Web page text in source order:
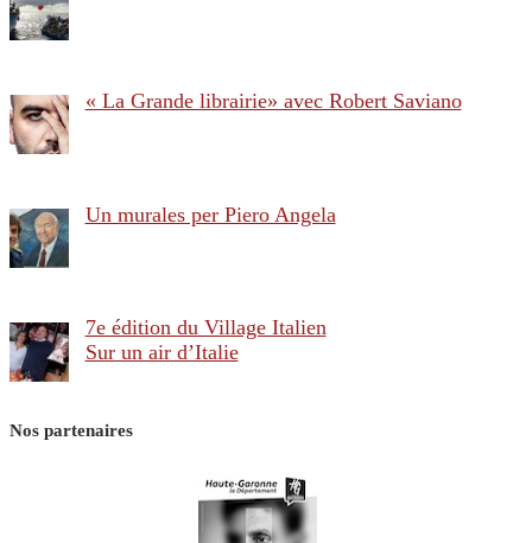
« La Grande librairie» avec Robert Saviano
Un murales per Piero Angela
7e édition du Village Italien
Sur un air d’Italie
Nos partenaires